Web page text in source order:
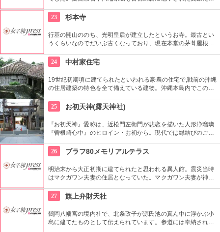
されている鎌倉文学館。アールデコ様式の洋館は、国の登録有
形文化財に指定されています。
23 杉本寺
行基の開山ののち、光明皇后が建立したというお寺。最古とい
うくらいなのでだいぶ古くなっており、現在本堂の茅葺屋根替
24
中村家住宅
19世紀初期頃に建てられたといわれる豪農の住宅で,戦前の沖縄
の住居建築の特色を全て備えている建物。沖縄本島内でこのよ
外観、部屋の造り、そして調度品も一見の価値あり。
25 お初天神(露天神社)
『お初天神』愛称は、近松門左衛門が悲恋を描いた人形浄瑠璃
『曽根崎心中』のヒロイン・お初から。現代では縁結びのご利
ずつ持つ2色セットのお守りもカップルに人気です。
26 ブラフ80メモリアルテラス
明治末から大正初期に建てられたと思われる異人館。震災当時
はマクガワン夫妻の住居となっていた。マクガワン夫妻が神戸
を積み重ねた洋館跡が見学できる。
27 旗上弁財天社
鶴岡八幡宮の境内社で、北条政子が源氏池の真ん中に浮かぶ小
島に建てたものとして伝えられています。参道には奉納された